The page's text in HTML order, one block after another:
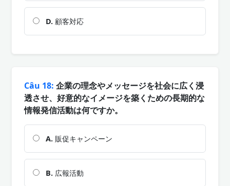
D. 顧客対応
Câu 18: 企業の理念やメッセージを社会に広く浸
透させ、好意的なイメージを築くための長期的な
情報発信活動は何ですか。
A. 販促キャンペーン
B. 広報活動